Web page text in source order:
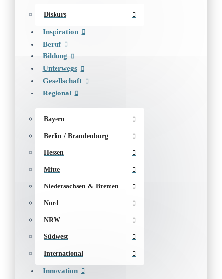
Diskurs
Inspiration
Beruf
Bildung
Unterwegs
Gesellschaft
Regional
Bayern
Berlin / Brandenburg
Hessen
Mitte
Niedersachsen & Bremen
Nord
NRW
Südwest
International
Innovation